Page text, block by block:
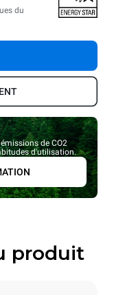
du
de CO2
d'utilisation.
produit